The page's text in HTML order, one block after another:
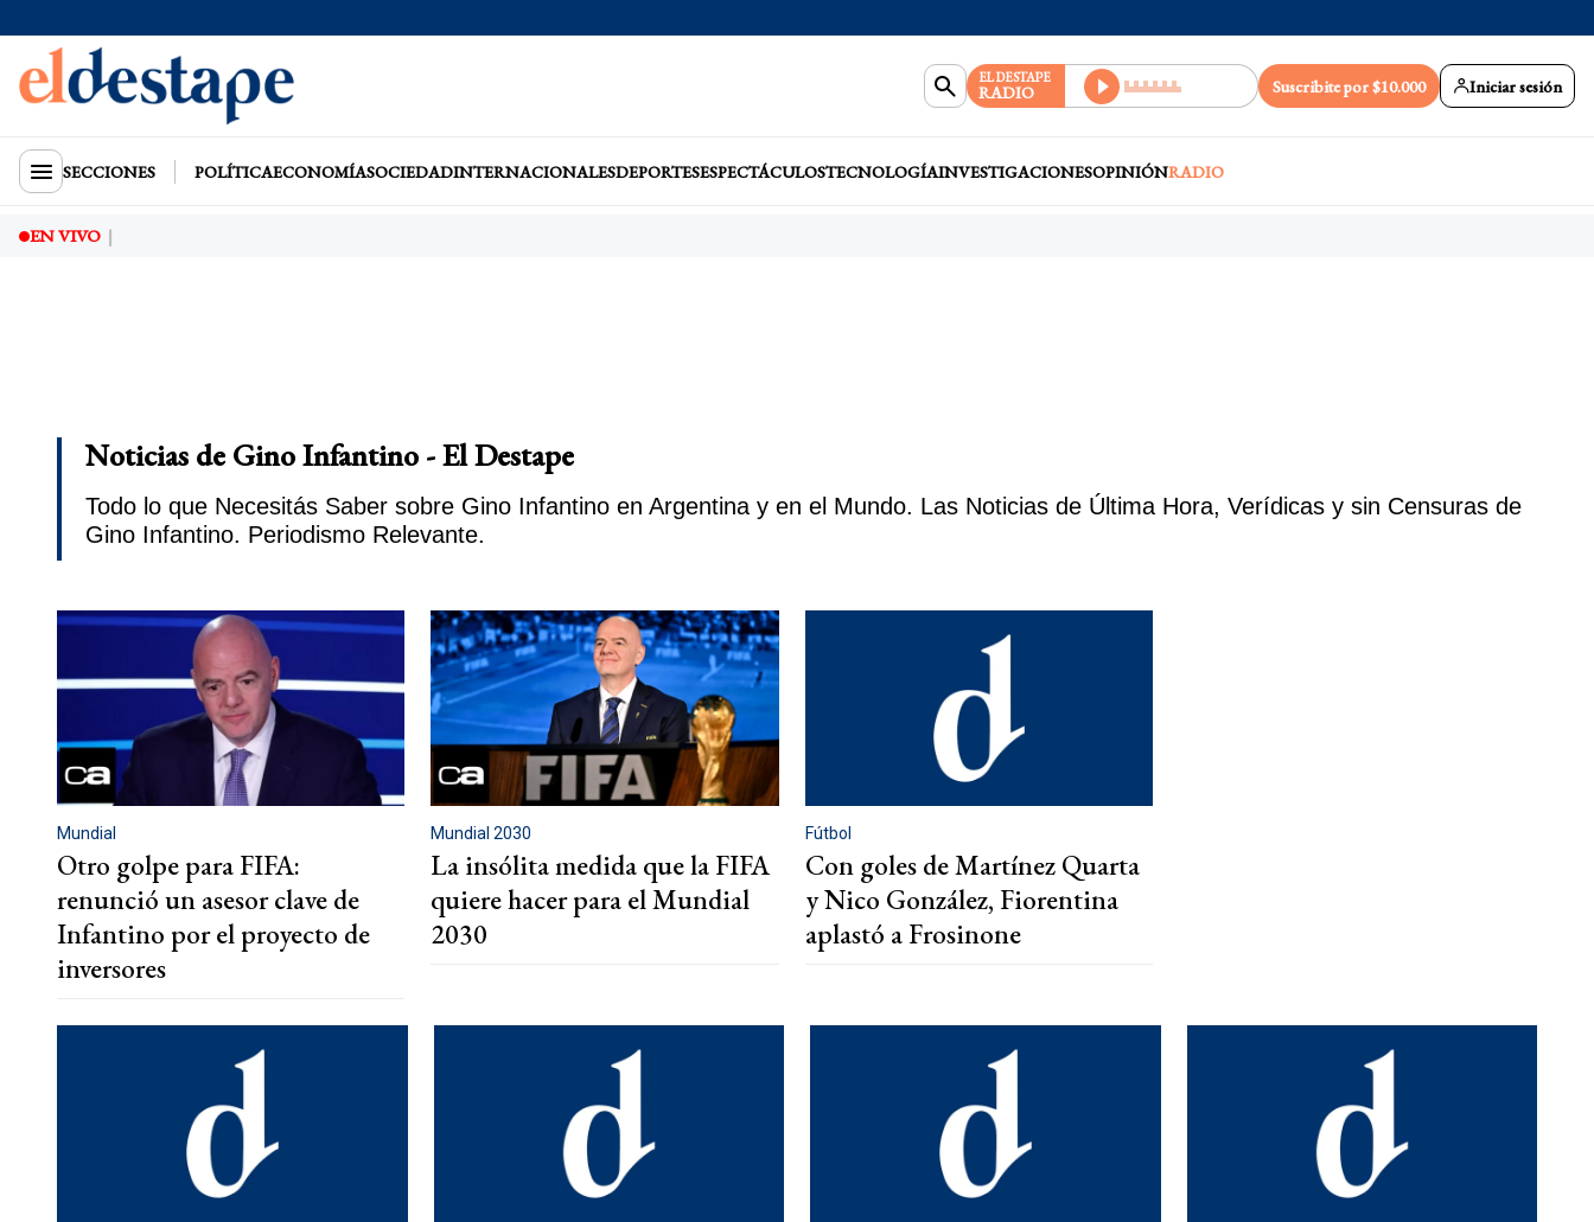
EL DESTAPE
RADIO Suscribite por $10.000 Iniciar sesión
SECCIONES POLÍTICAECONOMÍASOCIEDADINTERNACIONALESDEPORTESESPECTÁCULOSTECNOLOGÍAINVESTIGACIONESOPINIÓNRADIO
EN VIVO
Noticias de Gino Infantino - El Destape
Todo lo que Necesitás Saber sobre Gino Infantino en Argentina y en el Mundo. Las Noticias de Última Hora, Verídicas y sin Censuras de
Gino Infantino. Periodismo Relevante.
Mundial
Otro golpe para FIFA:
renunció un asesor clave de
Infantino por el proyecto de
inversores
Mundial 2030
La insólita medida que la FIFA
quiere hacer para el Mundial
2030
Fútbol
Con goles de Martínez Quarta
y Nico González, Fiorentina
aplastó a Frosinone